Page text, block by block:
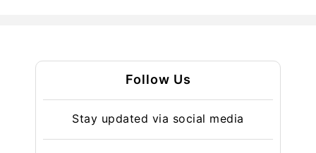
Follow Us
Stay updated via social media